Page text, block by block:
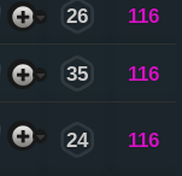
26 116
35 116
24 116